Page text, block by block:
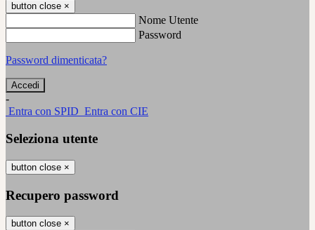
button close ×
Nome Utente
Password
Password dimenticata?
-
Entra con SPID Entra con CIE
Seleziona utente
button close ×
Recupero password
button close ×